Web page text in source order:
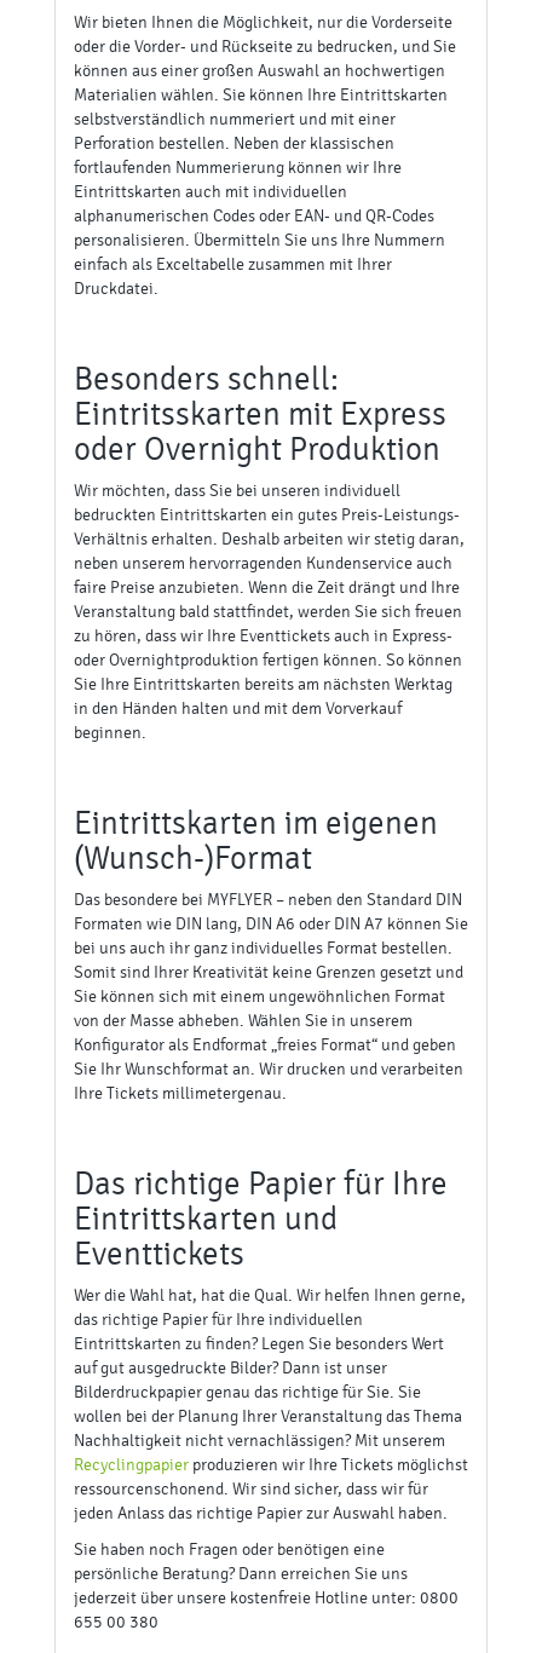
Wir bieten Ihnen die Möglichkeit, nur die Vorderseite
oder die Vorder- und Rückseite zu bedrucken, und Sie
können aus einer großen Auswahl an hochwertigen
Materialien wählen. Sie können Ihre Eintrittskarten
selbstverständlich nummeriert und mit einer
Perforation bestellen. Neben der klassischen
fortlaufenden Nummerierung können wir Ihre
Eintrittskarten auch mit individuellen
alphanumerischen Codes oder EAN- und QR-Codes
personalisieren. Übermitteln Sie uns Ihre Nummern
einfach als Exceltabelle zusammen mit Ihrer
Druckdatei.
Besonders schnell:
Eintritsskarten mit Express
oder Overnight Produktion
Wir möchten, dass Sie bei unseren individuell
bedruckten Eintrittskarten ein gutes Preis-Leistungs-
Verhältnis erhalten. Deshalb arbeiten wir stetig daran,
neben unserem hervorragenden Kundenservice auch
faire Preise anzubieten. Wenn die Zeit drängt und Ihre
Veranstaltung bald stattfindet, werden Sie sich freuen
zu hören, dass wir Ihre Eventtickets auch in Express-
oder Overnightproduktion fertigen können. So können
Sie Ihre Eintrittskarten bereits am nächsten Werktag
in den Händen halten und mit dem Vorverkauf
beginnen.
Eintrittskarten im eigenen
(Wunsch-)Format
Das besondere bei MYFLYER – neben den Standard DIN
Formaten wie DIN lang, DIN A6 oder DIN A7 können Sie
bei uns auch ihr ganz individuelles Format bestellen.
Somit sind Ihrer Kreativität keine Grenzen gesetzt und
Sie können sich mit einem ungewöhnlichen Format
von der Masse abheben. Wählen Sie in unserem
Konfigurator als Endformat „freies Format“ und geben
Sie Ihr Wunschformat an. Wir drucken und verarbeiten
Ihre Tickets millimetergenau.
Das richtige Papier für Ihre
Eintrittskarten und
Eventtickets
Wer die Wahl hat, hat die Qual. Wir helfen Ihnen gerne,
das richtige Papier für Ihre individuellen
Eintrittskarten zu finden? Legen Sie besonders Wert
auf gut ausgedruckte Bilder? Dann ist unser
Bilderdruckpapier genau das richtige für Sie. Sie
wollen bei der Planung Ihrer Veranstaltung das Thema
Nachhaltigkeit nicht vernachlässigen? Mit unserem
Recyclingpapier produzieren wir Ihre Tickets möglichst
ressourcenschonend. Wir sind sicher, dass wir für
jeden Anlass das richtige Papier zur Auswahl haben.
Sie haben noch Fragen oder benötigen eine
persönliche Beratung? Dann erreichen Sie uns
jederzeit über unsere kostenfreie Hotline unter: 0800
655 00 380